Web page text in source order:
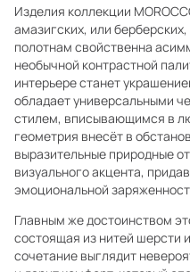
Изделия коллекции
амазигских, или
полотнам свойственна
необычной контрастной
интерьере станет
обладает универсальными
стилем, вписывающимся в
геометрия внесёт в
выразительные природные
визуального акцента,
эмоциональной
Главным же достоинством
состоящая из нитей шерсти
сочетание выглядит